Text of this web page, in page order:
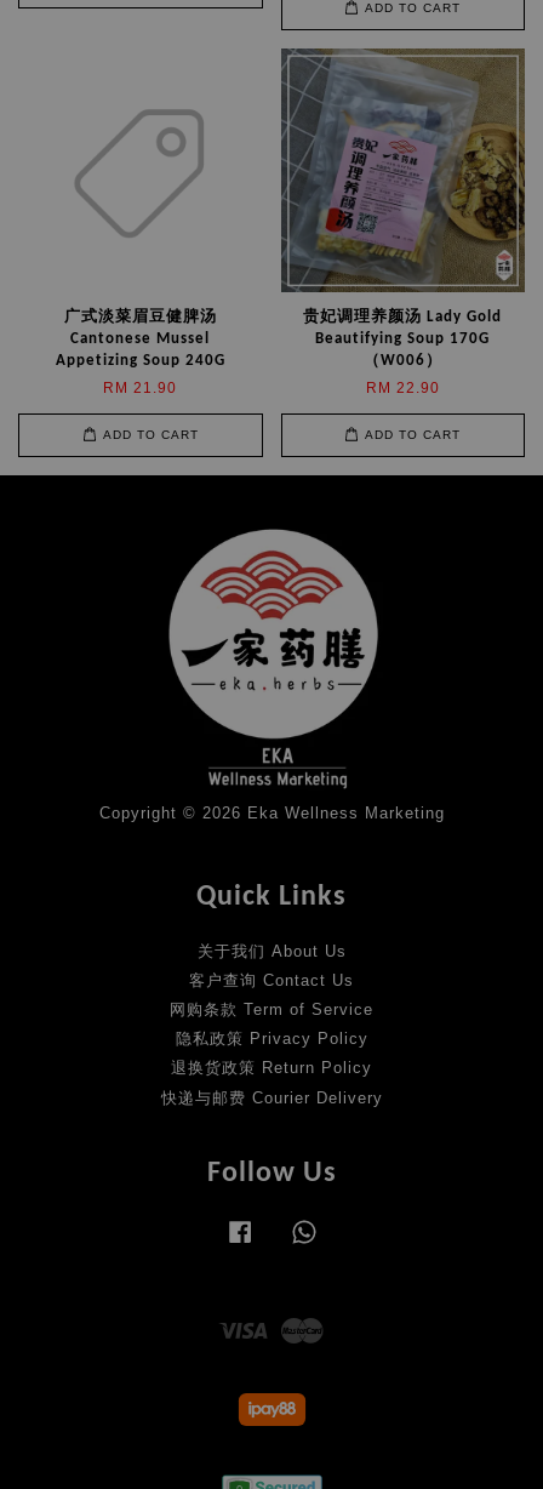
ADD TO CART
广式淡菜眉豆健脾汤
Cantonese Mussel
Appetizing Soup 240G
RM 21.90
ADD TO CART
贵妃调理养颜汤 Lady Gold
Beautifying Soup 170G
（W006）
RM 22.90
ADD TO CART
Copyright © 2026 Eka Wellness Marketing
Quick Links
关于我们 About Us
客户查询 Contact Us
网购条款 Term of Service
隐私政策 Privacy Policy
退换货政策 Return Policy
快递与邮费 Courier Delivery
Follow Us
Facebook
Visa